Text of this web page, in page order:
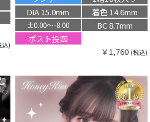
込)
DIA 15.0mm
着色 14.6mm
±0.00〜-8.00
BC 8.7mm
ポスト投函
￥1,760 (税込)